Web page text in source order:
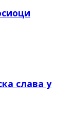
слава у